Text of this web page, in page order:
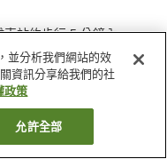
車站約步行 5 分鐘內
販賣機
賽博飯店
並分析我們網站的效
資訊分享給我們的社
政策
允許全部